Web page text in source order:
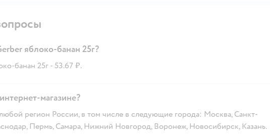
яблоко-банан 25г?
банан 25г - 53.67 ₽.
магазине?
регион России, в том числе в следующие города: Москва, Санкт-
Пермь, Самара, Нижний Новгород, Воронеж, Новосибирск, Казань.